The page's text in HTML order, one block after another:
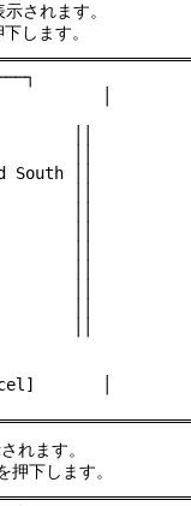
されます。
します。
│
││
││
South ││
││
││
││
││
││
││
││
││
│
れます。
押下します。